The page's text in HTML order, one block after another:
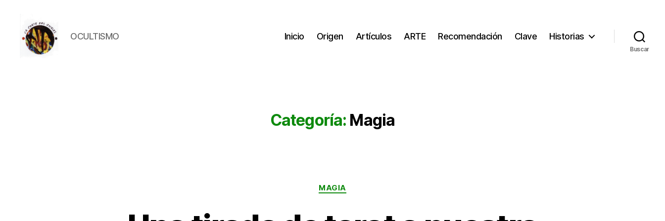
OCULTISMO Inicio Origen Artículos ARTE Recomendación Clave Historias
Buscar
Categoría: Magia
Categorías
MAGIA